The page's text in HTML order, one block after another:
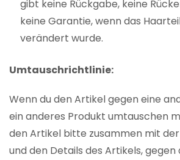
gibt keine Rückgabe, keine
keine Garantie, wenn das
verändert wurde.
Umtauschrichtlinie:
Wenn du den Artikel gegen eine
ein anderes Produkt umtauschen
den Artikel bitte zusammen mit
und den Details des Artikels, gegen